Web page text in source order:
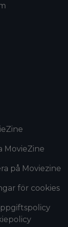
MovieZine
på Moviezine
för cookies